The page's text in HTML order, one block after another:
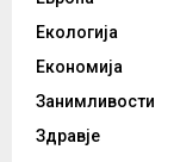
Екологија
Економија
Занимливости
Здравје